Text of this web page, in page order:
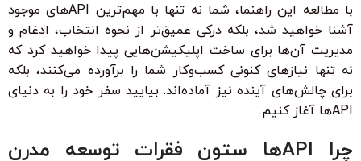
با مطالعه این راهنما، شما نه تنها با مهم‌ترین APIهای موجود
آشنا خواهید شد، بلکه درکی عمیق‌تر از نحوه انتخاب، ادغام و
مدیریت آن‌ها برای ساخت اپلیکیشن‌هایی پیدا خواهید کرد که
نه تنها نیازهای کنونی کسب‌وکار شما را برآورده می‌کنند، بلکه
برای چالش‌های آینده نیز آماده‌اند. بیایید سفر خود را به دنیای
APIها آغاز کنیم.
چرا APIها ستون فقرات توسعه مدرن